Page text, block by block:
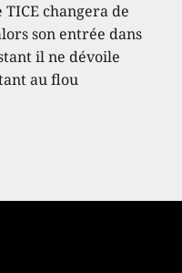
changera de
son entrée dans
il ne dévoile
au flou